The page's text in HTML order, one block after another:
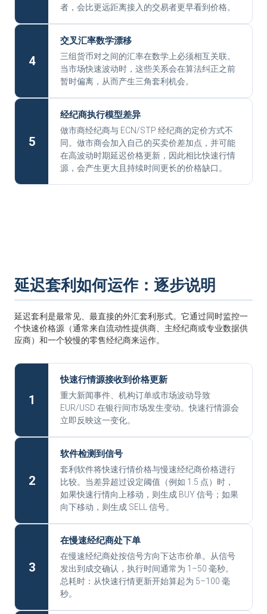
者，会比更远距离接入的交易者更早看到价格。
4
交叉汇率数学漂移
三组货币对之间的汇率在数学上必须相互关联。
当市场快速波动时，这些关系会在算法纠正之前
暂时偏离，从而产生三角套利机会。
5
经纪商执行模型差异
做市商经纪商与 ECN/STP 经纪商的定价方式不
同。做市商会加入自己的买卖价差加点，并可能
在高波动时期延迟价格更新，因此相比快速行情
源，会产生更大且持续时间更长的价格缺口。
延迟套利如何运作：逐步说明
延迟套利是最常见、最直接的外汇套利形式。它通过同时监控一
个快速价格源（通常来自流动性提供商、主经纪商或专业数据供
应商）和一个较慢的零售经纪商来运作。
1
快速行情源接收到价格更新
重大新闻事件、机构订单或市场波动导致
EUR/USD 在银行间市场发生变动。快速行情源会
立即反映这一变化。
2
软件检测到信号
套利软件将快速行情价格与慢速经纪商价格进行
比较。当差异超过设定阈值（例如 1.5 点）时，
如果快速行情向上移动，则生成 BUY 信号；如果
向下移动，则生成 SELL 信号。
3
在慢速经纪商处下单
在慢速经纪商处按信号方向下达市价单。从信号
发出到成交确认，执行时间通常为 1–50 毫秒。
总耗时：从快速行情更新开始算起为 5–100 毫
秒。